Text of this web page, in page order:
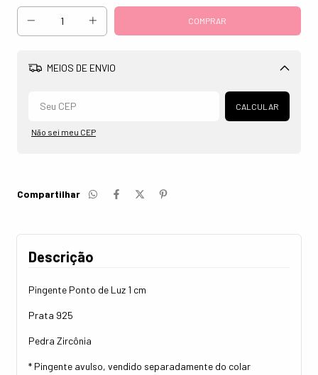
MEIOS DE ENVIO
Alterar CEP
CALCULAR
Não sei meu CEP
Compartilhar
Descrição
Pingente Ponto de Luz 1 cm
Prata 925
Pedra Zircônia
* Pingente avulso, vendido separadamente do colar